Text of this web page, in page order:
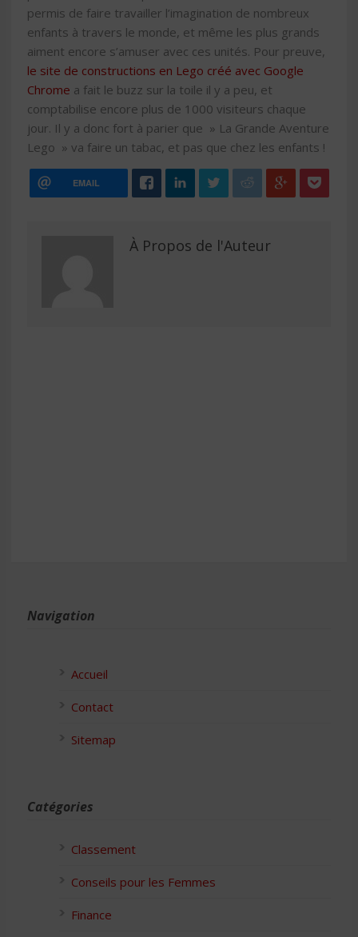
permis de faire travailler l’imagination de nombreux
enfants à travers le monde, et même les plus grands
aiment encore s’amuser avec ces unités. Pour preuve,
le site de constructions en Lego créé avec Google
Chrome a fait le buzz sur la toile il y a peu, et
comptabilise encore plus de 1000 visiteurs chaque
jour. Il y a donc fort à parier que » La Grande Aventure
Lego » va faire un tabac, et pas que chez les enfants !
EMAIL
À Propos de l'Auteur
Navigation
Accueil
Contact
Sitemap
Catégories
Classement
Conseils pour les Femmes
Finance